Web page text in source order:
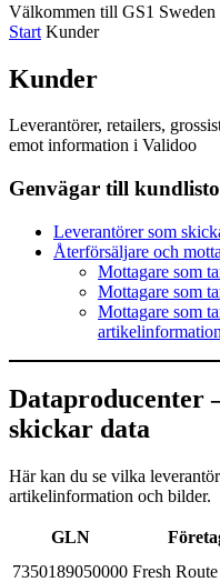
Välkommen till GS1 Sweden
Start Kunder
Kunder
Leverantörer, retailers,
emot information i Validoo
Genvägar till
Leverantörer som
Återförsäljare och
Mottagare som
Mottagare som
Mottagare som
artikelinformation
Dataproducenter
skickar data
Här kan du se vilka
artikelinformation och bilder.
GLN
7350189050000 Fresh